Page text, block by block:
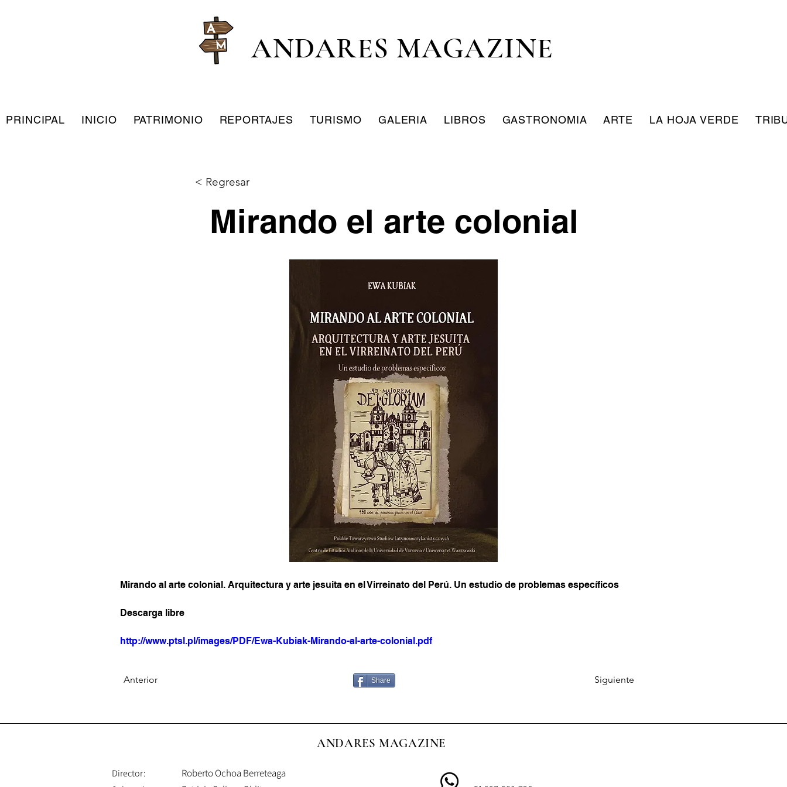
ANDARES MAGAZINE
PRINCIPAL INICIO PATRIMONIO REPORTAJES TURISMO GALERIA LIBROS GASTRONOMIA ARTE LA HOJA VERDE
< Regresar
Mirando el arte colonial
Mirando al arte colonial. Arquitectura y arte jesuita en el Virreinato del Perú. Un estudio de problemas específicos
Descarga libre
http://www.ptsl.pl/images/PDF/Ewa-Kubiak-Mirando-al-arte-colonial.pdf
Anterior Share Siguiente
ANDARES MAGAZINE
Director:
Roberto Ochoa Berreteaga